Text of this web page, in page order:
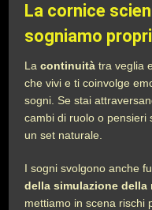
La cornice
sogniamo
Lacontinuità tra veglia
che vivi e ti coinvolge
sogni. Se stai
cambi di ruolo o pensieri
un set naturale.
I sogni svolgono anche
della simulazione della
mettiamo in scena rischi